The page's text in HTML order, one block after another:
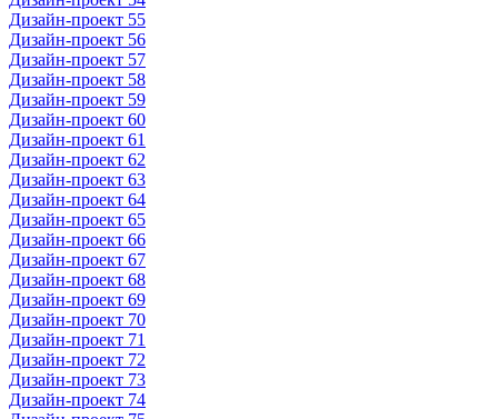
Дизайн-проект 55
Дизайн-проект 56
Дизайн-проект 57
Дизайн-проект 58
Дизайн-проект 59
Дизайн-проект 60
Дизайн-проект 61
Дизайн-проект 62
Дизайн-проект 63
Дизайн-проект 64
Дизайн-проект 65
Дизайн-проект 66
Дизайн-проект 67
Дизайн-проект 68
Дизайн-проект 69
Дизайн-проект 70
Дизайн-проект 71
Дизайн-проект 72
Дизайн-проект 73
Дизайн-проект 74